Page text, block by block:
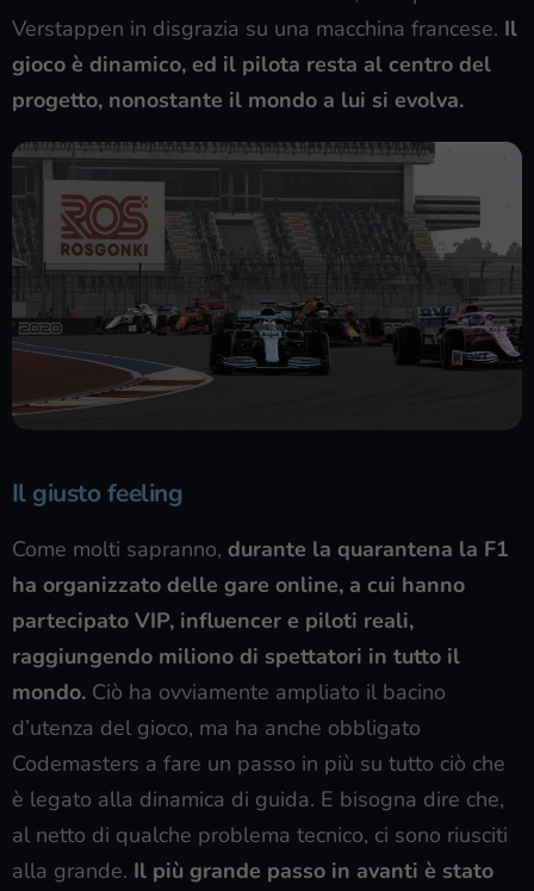
Verstappen in disgrazia su una macchina francese. Il
gioco è dinamico, ed il pilota resta al centro del
progetto, nonostante il mondo a lui si evolva.
Il giusto feeling
Come molti sapranno, durante la quarantena la F1
ha organizzato delle gare online, a cui hanno
partecipato VIP, influencer e piloti reali,
raggiungendo miliono di spettatori in tutto il
mondo. Ciò ha ovviamente ampliato il bacino
d’utenza del gioco, ma ha anche obbligato
Codemasters a fare un passo in più su tutto ciò che
è legato alla dinamica di guida. E bisogna dire che,
al netto di qualche problema tecnico, ci sono riusciti
alla grande. Il più grande passo in avanti è stato